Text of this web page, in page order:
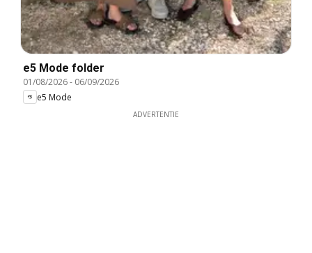
e5 Mode folder
01/08/2026- 06/09/2026
e5 Mode
ADVERTENTIE